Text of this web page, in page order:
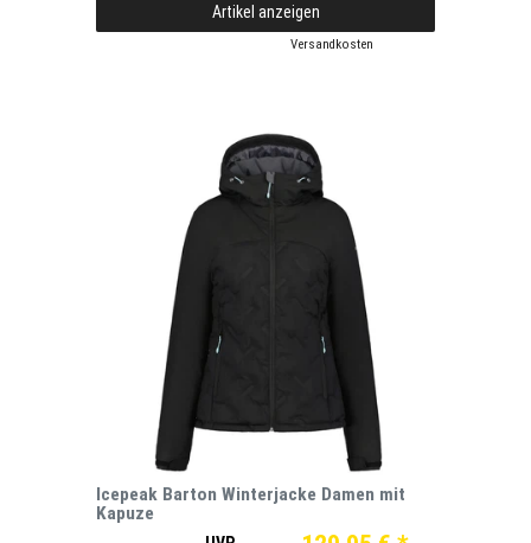
Artikel anzeigen
Versandkosten
Icepeak Barton Winterjacke Damen mit
Kapuze